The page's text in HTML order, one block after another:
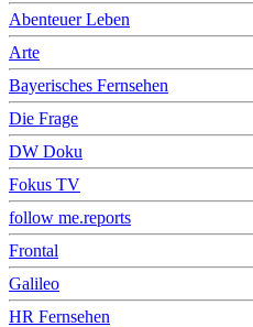
Abenteuer Leben
Arte
Bayerisches Fernsehen
Die Frage
DW Doku
Fokus TV
follow me.reports
Frontal
Galileo
HR Fernsehen